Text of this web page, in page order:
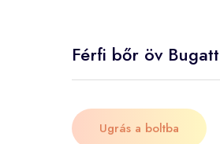
Férfi bőr öv
Ugrás a boltba